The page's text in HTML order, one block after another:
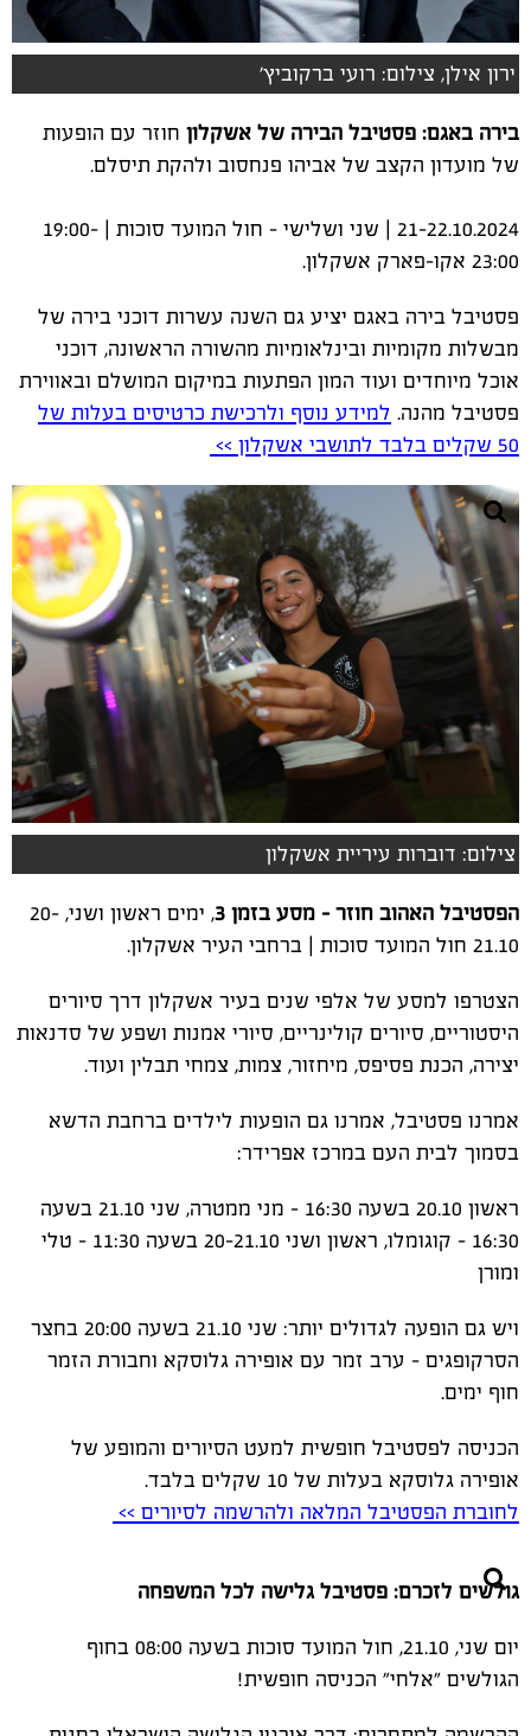
ירון אילן, צילום: רועי ברקוביץ'
בירה באגם: פסטיבל הבירה של אשקלון חוזר עם הופעות
של מועדון הקצב של אביהו פנחסוב ולהקת תיסלם.
21-22.10.2024 | שני ושלישי - חול המועד סוכות | 19:00-
23:00 אקו-פארק אשקלון.
פסטיבל בירה באגם יציע גם השנה עשרות דוכני בירה של
מבשלות מקומיות ובינלאומיות מהשורה הראשונה, דוכני
אוכל מיוחדים ועוד המון הפתעות במיקום המושלם ובאווירת
פסטיבל מהנה. למידע נוסף ולרכישת כרטיסים בעלות של
50 שקלים בלבד לתושבי אשקלון >>
צילום: דוברות עיריית אשקלון
הפסטיבל האהוב חוזר - מסע בזמן 3
, ימים ראשון ושני, 20-
21.10 חול המועד סוכות | ברחבי העיר אשקלון.
הצטרפו למסע של אלפי שנים בעיר אשקלון דרך סיורים
היסטוריים, סיורים קולינריים, סיורי אמנות ושפע של סדנאות
יצירה, הכנת פסיפס, מיחזור, צמות, צמחי תבלין ועוד.
אמרנו פסטיבל, אמרנו גם הופעות לילדים ברחבת הדשא
בסמוך לבית העם במרכז אפרידר:
ראשון 20.10 בשעה 16:30 - מני ממטרה, שני 21.10 בשעה
16:30 – קוגומלו, ראשון ושני 20-21.10 בשעה 11:30 - טלי
ומורן
ויש גם הופעה לגדולים יותר: שני 21.10 בשעה 20:00 בחצר
הסרקופגים - ערב זמר עם אופירה גלוסקא וחבורת הזמר
חוף ימים.
הכניסה לפסטיבל חופשית למעט הסיורים והמופע של
אופירה גלוסקא בעלות של 10 שקלים בלבד.
לחוברת הפסטיבל המלאה ולהרשמה לסיורים >>
גולשים לזכרם: פסטיבל גלישה לכל המשפחה
יום שני, 21.10, חול המועד סוכות בשעה 08:00 בחוף
הגולשים "אלחי" הכניסה חופשית!